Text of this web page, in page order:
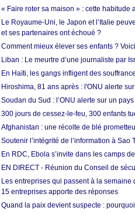
« Faire roter sa maison » : cette
Le Royaume-Uni, le Japon et l’Italie
et ses partenaires ont échoué ?
Comment mieux élever ses enfants ?
Liban : Le meurtre d’une journaliste par
En Haïti, les gangs infligent des
Hiroshima, 81 ans après : l'ONU alerte
Soudan du Sud : l’ONU alerte sur un
300 jours de cessez-le-feu, 300 enfants
Afghanistan : une récolte de blé
Soutenir l’intégrité de l’information à
En RDC, Ebola s’invite dans les camps
EN DIRECT - Réunion du Conseil de
Les entreprises qui passent à la
15 entreprises apporte des réponses
Quand la paix devient suspecte :